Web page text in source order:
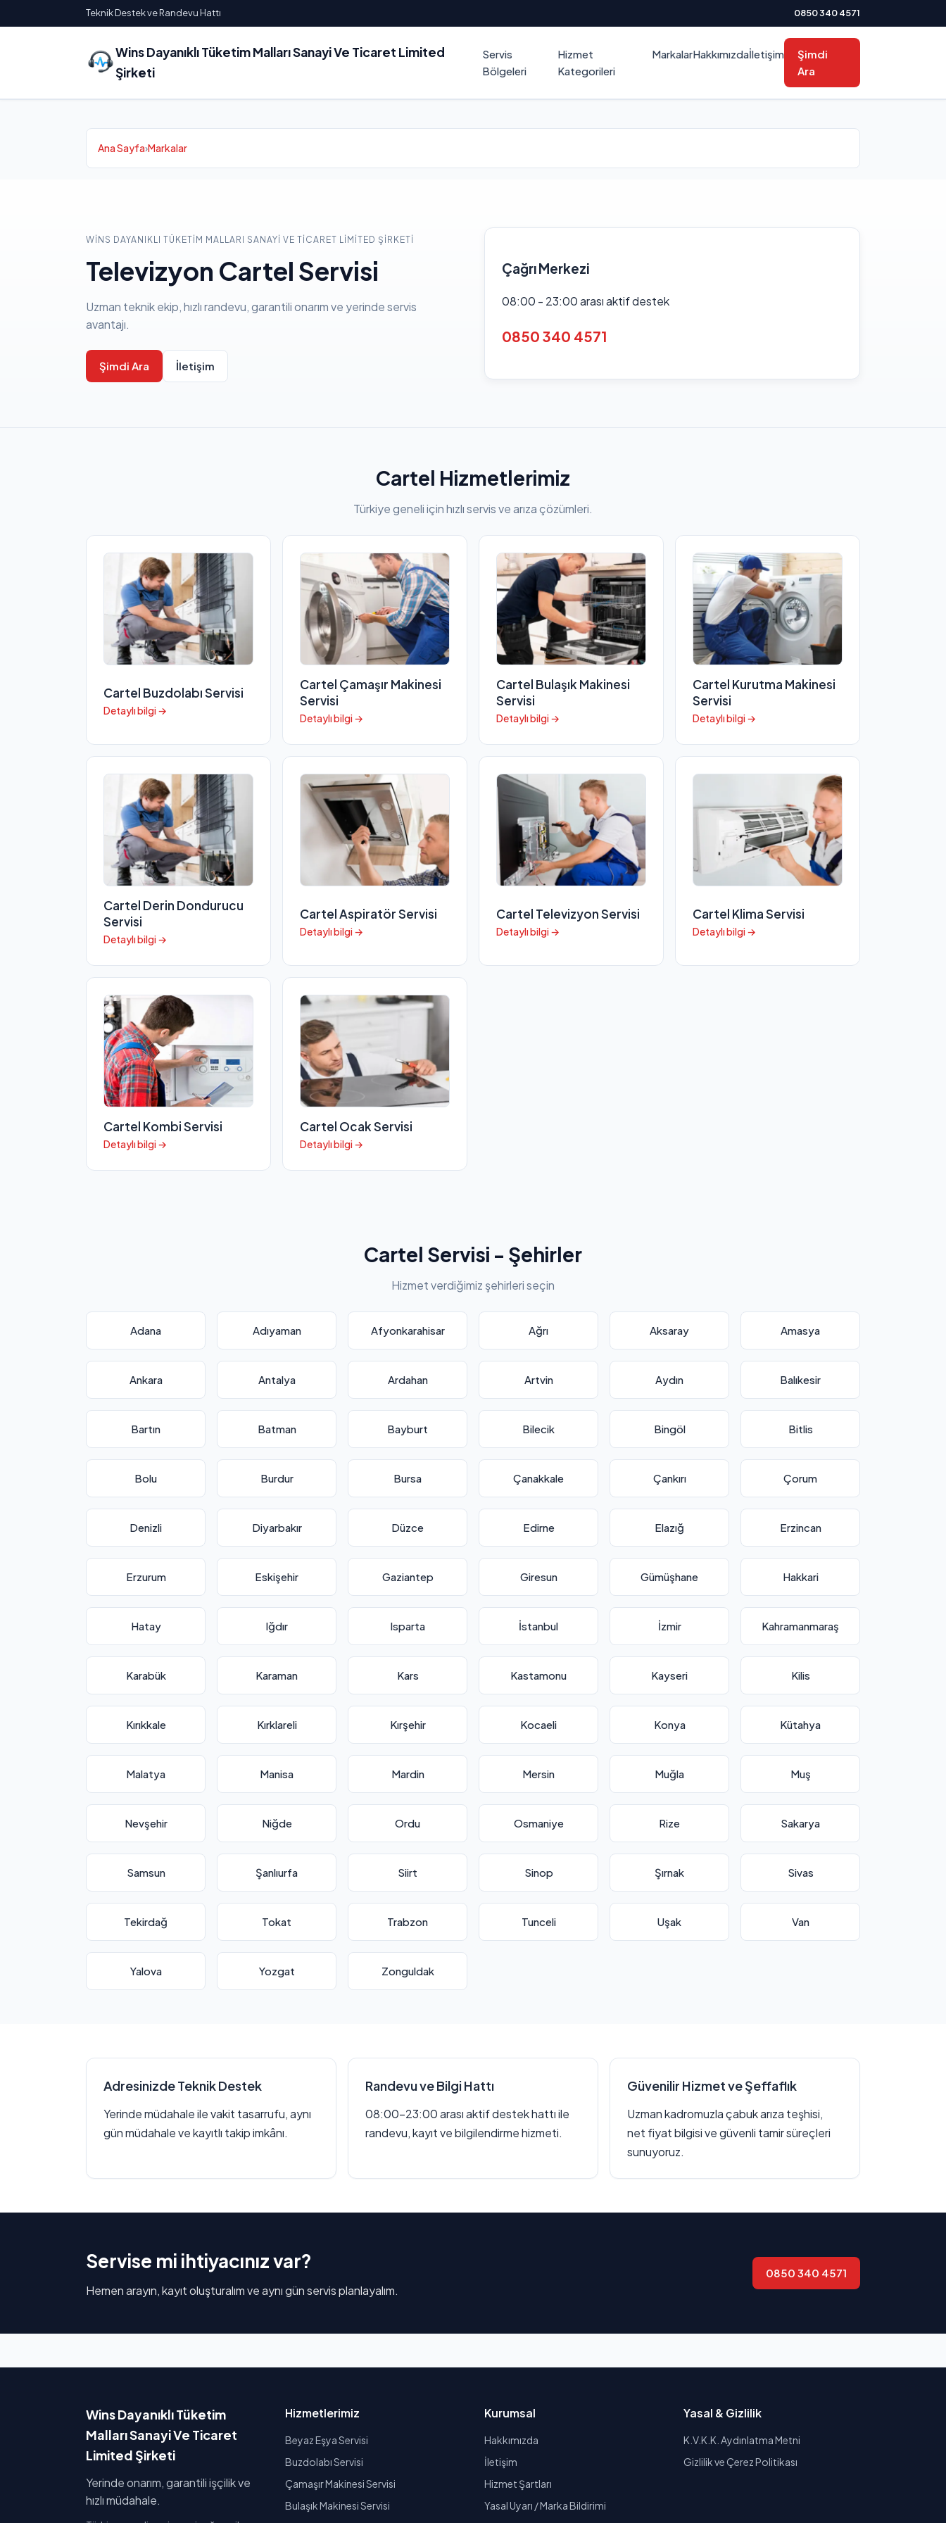
Teknik Destek ve Randevu Hattı 0850 340 4571
Wins Dayanıklı Tüketim Malları Sanayi Ve Ticaret Limited
Şirketi
Servis
Bölgeleri
Hizmet
Kategorileri
MarkalarHakkımızdaİletişim
Şimdi
Ara
Ana Sayfa›Markalar
WINS DAYANIKLI TÜKETIM MALLARI SANAYI VE TICARET LIMITED ŞIRKETI
Televizyon Cartel Servisi
Uzman teknik ekip, hızlı randevu, garantili onarım ve yerinde servis
avantajı.
Şimdi Ara İletişim
Çağrı Merkezi
08:00 - 23:00 arası aktif destek
0850 340 4571
Cartel Hizmetlerimiz
Türkiye geneli için hızlı servis ve arıza çözümleri.
Cartel Buzdolabı Servisi
Detaylı bilgi →
Cartel Çamaşır Makinesi
Servisi
Detaylı bilgi →
Cartel Bulaşık Makinesi
Servisi
Detaylı bilgi →
Cartel Kurutma Makinesi
Servisi
Detaylı bilgi →
Cartel Derin Dondurucu
Servisi
Detaylı bilgi →
Cartel Aspiratör Servisi
Detaylı bilgi →
Cartel Televizyon Servisi
Detaylı bilgi →
Cartel Klima Servisi
Detaylı bilgi →
Cartel Kombi Servisi
Detaylı bilgi →
Cartel Ocak Servisi
Detaylı bilgi →
Cartel Servisi - Şehirler
Hizmet verdiğimiz şehirleri seçin
Adana Adıyaman Afyonkarahisar Ağrı Aksaray Amasya
Ankara Antalya Ardahan Artvin Aydın Balıkesir
Bartın Batman Bayburt Bilecik Bingöl Bitlis
Bolu Burdur Bursa Çanakkale Çankırı Çorum
Denizli Diyarbakır Düzce Edirne Elazığ Erzincan
Erzurum Eskişehir Gaziantep Giresun Gümüşhane Hakkari
Hatay Iğdır Isparta İstanbul İzmir Kahramanmaraş
Karabük Karaman Kars Kastamonu Kayseri Kilis
Kırıkkale Kırklareli Kırşehir Kocaeli Konya Kütahya
Malatya Manisa Mardin Mersin Muğla Muş
Nevşehir Niğde Ordu Osmaniye Rize Sakarya
Samsun Şanlıurfa Siirt Sinop Şırnak Sivas
Tekirdağ Tokat Trabzon Tunceli Uşak Van
Yalova Yozgat Zonguldak
Adresinizde Teknik Destek
Yerinde müdahale ile vakit tasarrufu, aynı
gün müdahale ve kayıtlı takip imkânı.
Randevu ve Bilgi Hattı
08:00–23:00 arası aktif destek hattı ile
randevu, kayıt ve bilgilendirme hizmeti.
Güvenilir Hizmet ve Şeffaflık
Uzman kadromuzla çabuk arıza teşhisi,
net fiyat bilgisi ve güvenli tamir süreçleri
sunuyoruz.
Servise mi ihtiyacınız var?
Hemen arayın, kayıt oluşturalım ve aynı gün servis planlayalım.
0850 340 4571
Wins Dayanıklı Tüketim
Malları Sanayi Ve Ticaret
Limited Şirketi
Yerinde onarım, garantili işçilik ve
hızlı müdahale.
Hizmetlerimiz
Beyaz Eşya Servisi
Buzdolabı Servisi
Çamaşır Makinesi Servisi
Bulaşık Makinesi Servisi
Kurumsal
Hakkımızda
İletişim
Hizmet Şartları
Yasal Uyarı / Marka Bildirimi
Yasal & Gizlilik
K.V.K.K. Aydınlatma Metni
Gizlilik ve Çerez Politikası